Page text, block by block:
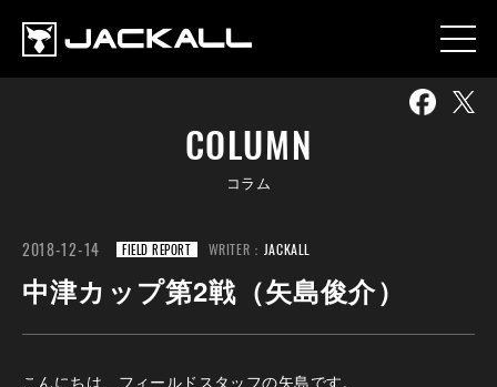
COLUMN
コラム
2018-12-14 FIELD REPORT WRITER： JACKALL
中津カップ第2戦（矢島俊介）
こんにちは、フィールドスタッフの矢島です。